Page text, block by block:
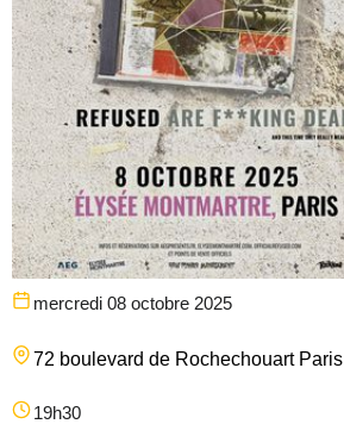
mercredi 08 octobre 2025
72 boulevard de Rochechouart Paris
19h30